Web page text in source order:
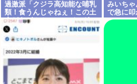
過激派「クジラ高知能な哺乳
類！食うんじゃねぇ！この土
人どもが！！」ハンバーガー
もぐもぐ
みいち
で急に叩